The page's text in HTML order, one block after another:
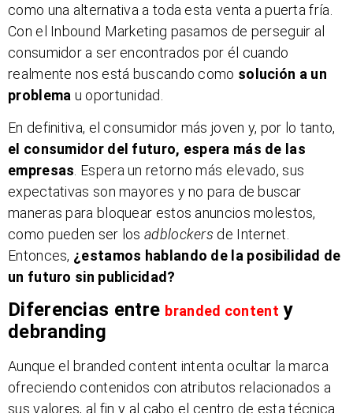
como una alternativa a toda esta venta a puerta fría.
Con el Inbound Marketing pasamos de perseguir al
consumidor a ser encontrados por él cuando
realmente nos está buscando como solución a un
problema u oportunidad.
En definitiva, el consumidor más joven y, por lo tanto,
el consumidor del futuro, espera más de las
empresas . Espera un retorno más elevado, sus
expectativas son mayores y no para de buscar
maneras para bloquear estos anuncios molestos,
como pueden ser losadblockers de Internet.
Entonces, ¿estamos hablando de la posibilidad de
un futuro sin publicidad?
Diferencias entre branded content y
debranding
Aunque el branded content intenta ocultar la marca
ofreciendo contenidos con atributos relacionados a
sus valores, al fin y al cabo el centro de esta técnica